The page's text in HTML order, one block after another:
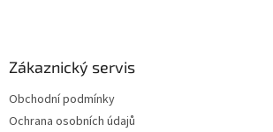
Zákaznický servis
Obchodní podmínky
Ochrana osobních údajů